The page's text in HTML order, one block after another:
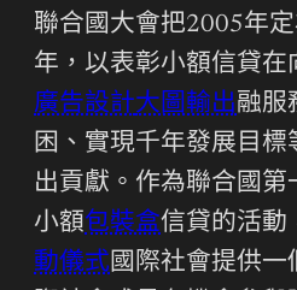
聯合國大會把2005年
年，以表彰小額信貸在
廣告設計大圖輸出融服
困、實現千年發展目標
出貢獻。作為聯合國第
小額包裝盒信貸的活動
動儀式國際社會提供一